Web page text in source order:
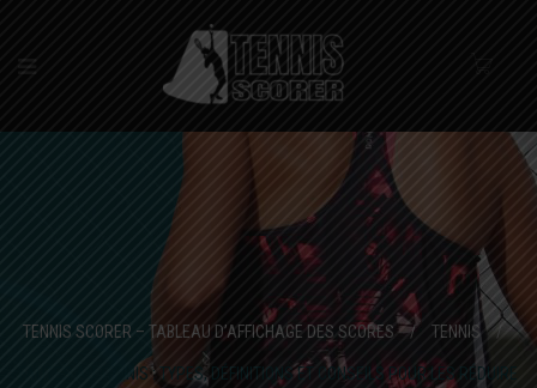
TENNIS SCORER – TABLEAU D’AFFICHAGE DES SCORES / TENNIS /
FAUTES AU TENNIS : TYPES, DÉFINITIONS ET CONSEILS POUR LES RÉDUIRE